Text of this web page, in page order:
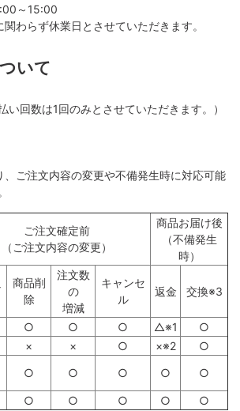
～15:00
わらず休業日とさせていただきます。
いて
い回数は1回のみとさせていただきます。）
ご注文内容の変更や不備発生時に対応可能
ご注文確定前
（ご注文内容の変更）
商品お届け後
（不備発生
時）
商品削
除
注文数
の
増減
キャンセ
ル
返金 交換※3
○ ○ ○ △※1
○
× × ○ ×※2
○
○ ○ ○ ○ ○
○ ○ ○ ○
○